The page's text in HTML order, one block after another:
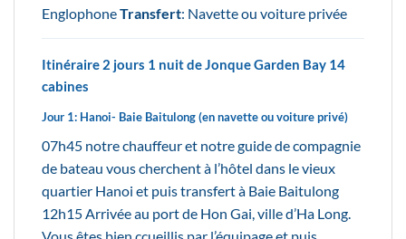
EnglophoneTransfert: Navette ou voiture privée
Itinéraire 2 jours 1 nuit de Jonque Garden Bay 14
cabines
Jour 1: Hanoi- Baie Baitulong (en navette ou voiture privé)
07h45 notre chauffeur et notre guide de compagnie
de bateau vous cherchent à l’hôtel dans le vieux
quartier Hanoi et puis transfert à Baie Baitulong
12h15 Arrivée au port de Hon Gai, ville d’Ha Long.